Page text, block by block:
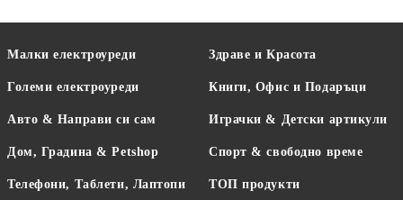
Малки електроуреди
Големи електроуреди
Авто & Направи си сам
Дом, Градина & Petshop
Телефони, Таблети, Лаптопи
Здраве и Красота
Книги, Офис и Подаръци
Играчки & Детски артикули
Спорт & свободно време
ТОП продукти